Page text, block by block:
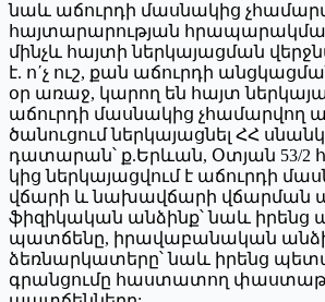
նաև աճուրդի մասնակից
հայտարարության
մինչև հայտի ներկայացման
է. ո΄չ ուշ, քան աճուրդի
օր առաջ, կարող են հայտ
աճուրդի մասնակից չհամարվող
ծանուցում ներկայացնել ՀՀ
դատարան՝ ք.Երևան, Օտյան 53/2
կից ներկայացվում է աճուրդի
վճարի և նախավճարի վճարման
ֆիզիկական անձինք՝ նաև իրենց
պատճենը, իրավաբանական
ձեռնարկատերը՝ նաև իրենց
գրանցումը հաստատող